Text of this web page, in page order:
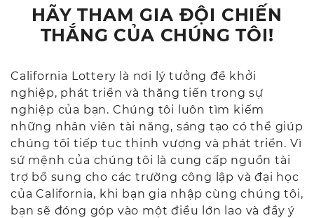
HÃY THAM GIA ĐỘI CHIẾN
THẮNG CỦA CHÚNG TÔI!
California Lottery là nơi lý tưởng để khởi
nghiệp, phát triển và thăng tiến trong sự
nghiệp của bạn. Chúng tôi luôn tìm kiếm
những nhân viên tài năng, sáng tạo có thể giúp
chúng tôi tiếp tục thịnh vượng và phát triển. Vì
sứ mệnh của chúng tôi là cung cấp nguồn tài
trợ bổ sung cho các trường công lập và đại học
của California, khi bạn gia nhập cùng chúng tôi,
bạn sẽ đóng góp vào một điều lớn lao và đầy ý